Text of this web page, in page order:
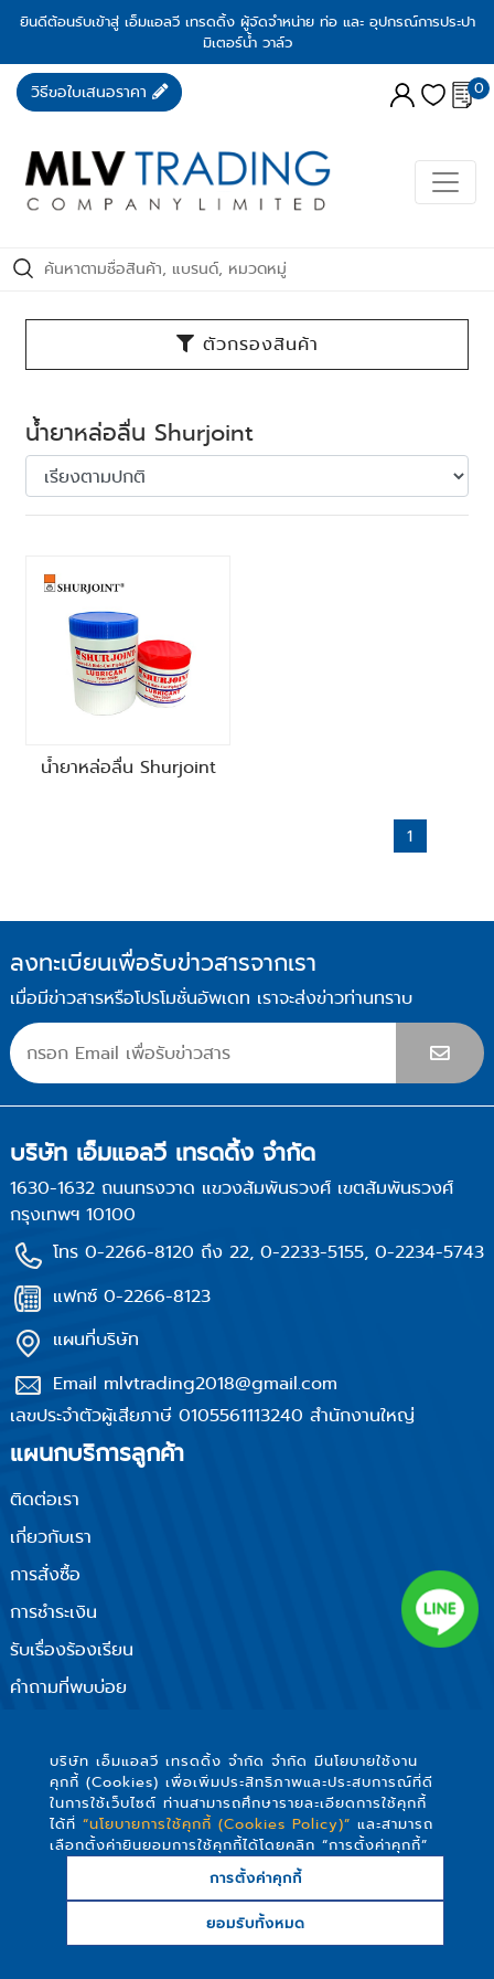
ยินดีต้อนรับเข้าสู่ เอ็มแอลวี เทรดดิ้ง ผู้จัดจำหน่าย ท่อ และ อุปกรณ์การประปา
มิเตอร์น้ำ วาล์ว
วิธีขอใบเสนอราคา 0
ตัวกรองสินค้า
น้ำยาหล่อลื่น Shurjoint
น้ำยาหล่อลื่น Shurjoint
1
บริษัท เอ็มแอลวี เทรดดิ้ง จำกัด จำกัด มีนโยบายใช้งาน
คุกกี้ (Cookies) เพื่อเพิ่มประสิทธิภาพและประสบการณ์ที่ดี
ในการใช้เว็บไซต์ ท่านสามารถศึกษารายละเอียดการใช้คุกกี้
ได้ที่ “นโยบายการใช้คุกกี้ (Cookies Policy)” และสามารถ
เลือกตั้งค่ายินยอมการใช้คุกกี้ได้โดยคลิก “การตั้งค่าคุกกี้”
การตั้งค่าคุกกี้
ยอมรับทั้งหมด
ลงทะเบียนเพื่อรับข่าวสารจากเรา
เมื่อมีข่าวสารหรือโปรโมชั่นอัพเดท เราจะส่งข่าวท่านทราบ
บริษัท เอ็มแอลวี เทรดดิ้ง จำกัด
1630-1632 ถนนทรงวาด แขวงสัมพันธวงศ์ เขตสัมพันธวงศ์
กรุงเทพฯ 10100
โทร 0-2266-8120 ถึง 22, 0-2233-5155, 0-2234-5743
แฟกซ์ 0-2266-8123
แผนที่บริษัท
Email mlvtrading2018@gmail.com
เลขประจำตัวผู้เสียภาษี 0105561113240 สำนักงานใหญ่
แผนกบริการลูกค้า
ติดต่อเรา
เกี่ยวกับเรา
การสั่งซื้อ
การชำระเงิน
รับเรื่องร้องเรียน
คำถามที่พบบ่อย
ติดตามเรา
Copyright © 2019 MLV TRADING Company Limited -
สงวนสิทธิ์ทุกประการ